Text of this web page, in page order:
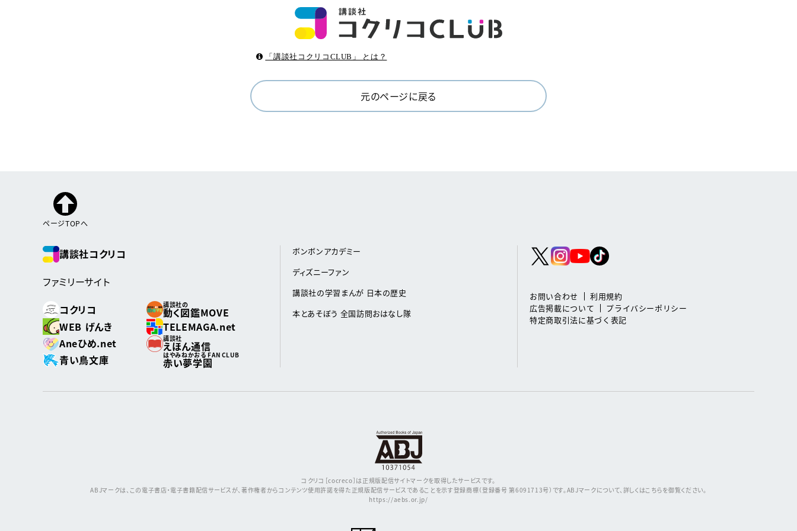
「講談社コクリコCLUB」 とは？
元のページに戻る
ページTOPへ
講談社コクリコ
ファミリーサイト
コクリコ
講談社の
動く図鑑MOVE
WEB げんき
TELEMAGA.net
Aneひめ.net
講談社
えほん通信
青い鳥文庫
はやみねかおる FAN CLUB
赤い夢学園
ボンボンアカデミー
ディズニーファン
講談社の学習まんが 日本の歴史
本とあそぼう 全国訪問おはなし隊
お問い合わせ
利用規約
広告掲載について
プライバシーポリシー
特定商取引法に基づく表記
コクリコ［cocreco］は正規版配信サイトマークを取得したサービスです。
ABJマークは、この電子書店・電子書籍配信サービスが、著作権者からコンテンツ使用許諾を得た正規版配信サービスであることを示す登録商標（登録番号 第6091713号）です。ABJマークについて、詳しくはこちらを御覧ください。
https://aebs.or.jp/